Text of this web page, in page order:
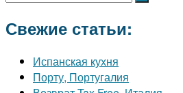
Свежие статьи:
Испанская кухня
Порту, Португалия